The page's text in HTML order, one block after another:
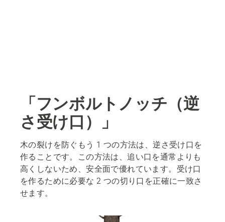
「フンボルトノッチ（逆
さ受け口）」
木の裂けを防ぐもう 1 つの方法は、逆さ受け口を
作ることです。この方法は、追い口を通常よりも
高くしないため、安全面で優れています。受け口
を作るために必要な 2 つの切り口を正確に一致さ
せます。